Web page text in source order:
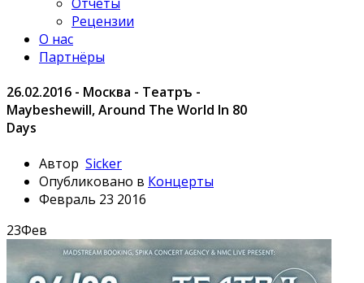
Рецензии
О нас
Партнёры
26.02.2016 - Москва - Театръ -
Maybeshewill, Around The World In 80
Days
Автор Sicker
Опубликовано в Концерты
Февраль 23 2016
23Фев